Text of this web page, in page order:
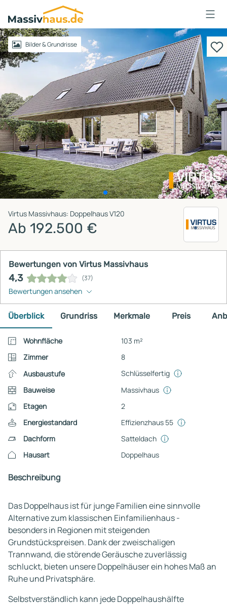
Massivhaus
Logo
AnmeldenBilder & Grundrisse
Virtus Massivhaus: Doppelhaus V120
Ab 192.500 €
Bewertungen von Virtus Massivhaus
4,3 (37)
Bewertungen ansehen
Überblick Grundriss Merkmale Preis
Wohnfläche
103 m²
Zimmer
8
Ausbaustufe
Schlüsselfertig
Bauweise
Massivhaus
Etagen
2
Energiestandard
Effizienzhaus 55
Dachform
Satteldach
Hausart
Doppelhaus
Beschreibung
Das Doppelhaus ist für junge Familien eine sinnvolle
Alternative zum klassischen Einfamilienhaus -
besonders in Regionen mit steigenden
Grundstückspreisen. Dank der zweischaligen
Trannwand, die störende Geräusche zuverlässig
schluckt, bieten unsere Doppelhäuser ein hohes Maß an
Ruhe und Privatsphäre.
Selbstverständlich kann jede Doppelhaushälfte